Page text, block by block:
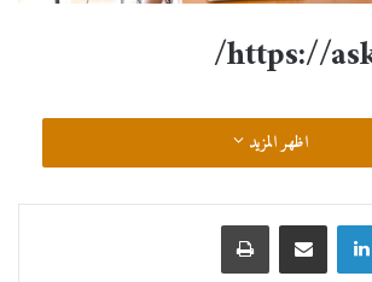
https://
اظهر المزيد